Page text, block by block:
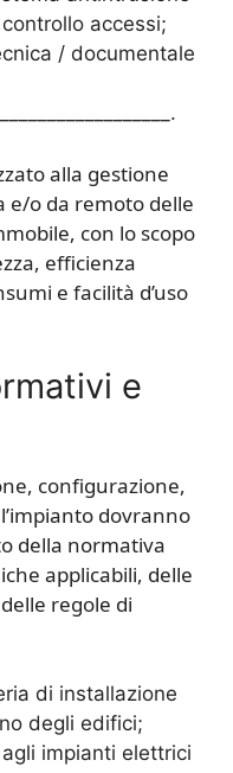
accessi;
/ documentale
alla gestione
e/o da remoto delle
con lo scopo
efficienza
e facilità d’uso
e
configurazione,
dovranno
della normativa
applicabili, delle
regole di
di installazione
degli edifici;
impianti elettrici